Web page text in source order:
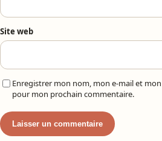
Site web
Enregistrer mon nom, mon e-mail et
pour mon prochain commentaire.